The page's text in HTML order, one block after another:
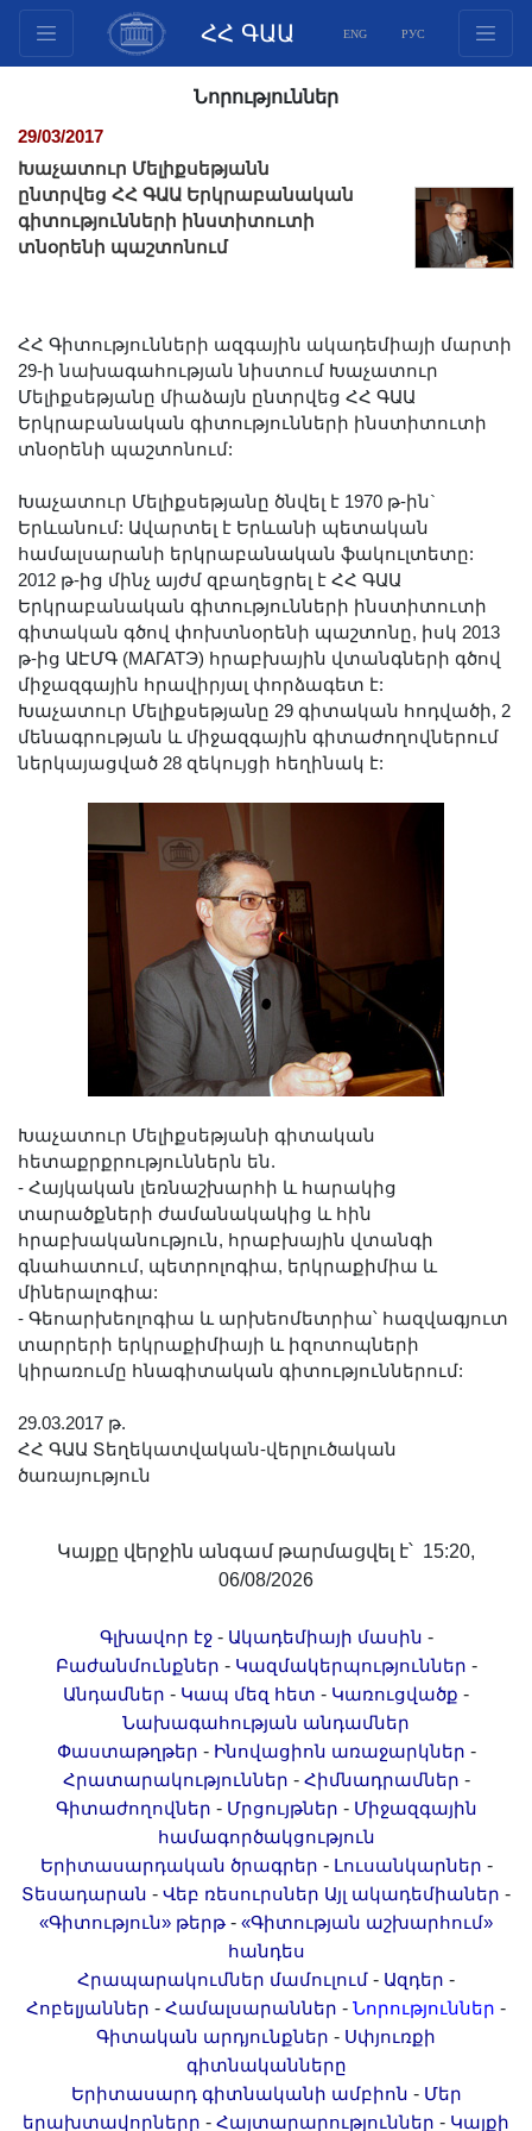
ՀՀ ԳԱԱ ENG РУС
Փաստաթղթեր
Ինովացիոն առաջարկներ
Հրատարակություններ
Մրցույթներ
Միջազգային
համագործակցություն
ծրագրեր
Լուսանկարներ
Տեսադարան
Վեբ ռեսուրսներ
Այլ ակադեմիաներ
«Գիտություն» թերթ
«Գիտության աշխարհում»
հանդես
Հոբելյաններ
Համալսարաններ
Նորություններ
Գիտական արդյունքներ
Սփյուռքի գիտնականները
Երիտասարդ գիտնականի
Մեր երախտավորները
Հայտարարություններ
Կայքի քարտեզ
Որոնում
Նորություններ
29/03/2017
Խաչատուր Մելիքսեթյանն
ընտրվեց ՀՀ ԳԱԱ Երկրաբանական
գիտությունների ինստիտուտի
տնօրենի պաշտոնում
ՀՀ Գիտությունների ազգային ակադեմիայի մարտի
29-ի նախագահության նիստում Խաչատուր
Մելիքսեթյանը միաձայն ընտրվեց ՀՀ ԳԱԱ
Երկրաբանական գիտությունների ինստիտուտի
տնօրենի պաշտոնում:
Խաչատուր Մելիքսեթյանը ծնվել է 1970 թ-ին`
Երևանում: Ավարտել է Երևանի պետական
համալսարանի երկրաբանական ֆակուլտետը:
2012 թ-ից մինչ այժմ զբաղեցրել է ՀՀ ԳԱԱ
Երկրաբանական գիտությունների ինստիտուտի
գիտական գծով փոխտնօրենի պաշտոնը, իսկ 2013
թ-ից ԱԷՄԳ (МАГАТЭ) հրաբխային վտանգների գծով
միջազգային հրավիրյալ փորձագետ է:
Խաչատուր Մելիքսեթյանը 29 գիտական հոդվածի, 2
մենագրության և միջազգային գիտաժողովներում
ներկայացված 28 զեկույցի հեղինակ է:
Խաչատուր Մելիքսեթյանի գիտական
հետաքրքրություններն են.
- Հայկական լեռնաշխարհի և հարակից
տարածքների ժամանակակից և հին
հրաբխականություն, հրաբխային վտանգի
գնահատում, պետրոլոգիա, երկրաքիմիա և
միներալոգիա:
- Գեոարխեոլոգիա և արխեոմետրիա՝ հազվագյուտ
տարրերի երկրաքիմիայի և իզոտոպների
կիրառումը հնագիտական գիտություններում:
29.03.2017 թ.
ՀՀ ԳԱԱ Տեղեկատվական-վերլուծական
ծառայություն
Կայքը վերջին անգամ թարմացվել է՝ 15:20,
06/08/2026
Գլխավոր էջ- Ակադեմիայի մասին -
Բաժանմունքներ - Կազմակերպություններ -
Անդամներ - Կապ մեզ հետ - Կառուցվածք -
Նախագահության անդամներ
Փաստաթղթեր - Ինովացիոն առաջարկներ -
Հրատարակություններ - Հիմնադրամներ -
Գիտաժողովներ - Մրցույթներ - Միջազգային
համագործակցություն
Երիտասարդական ծրագրեր - Լուսանկարներ -
Տեսադարան - Վեբ ռեսուրսներ Այլ ակադեմիաներ -
«Գիտություն» թերթ - «Գիտության աշխարհում»
հանդես
Հրապարակումներ մամուլում - Ազդեր -
Հոբելյաններ - Համալսարաններ - Նորություններ -
Գիտական արդյունքներ - Սփյուռքի
գիտնականները
Երիտասարդ գիտնականի ամբիոն - Մեր
երախտավորները - Հայտարարություններ - Կայքի